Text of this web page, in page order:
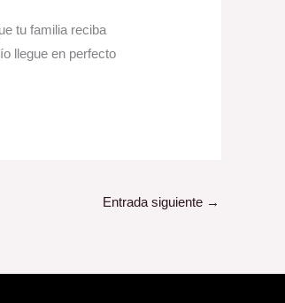
tu familia reciba
llegue en perfecto
Entrada siguiente →